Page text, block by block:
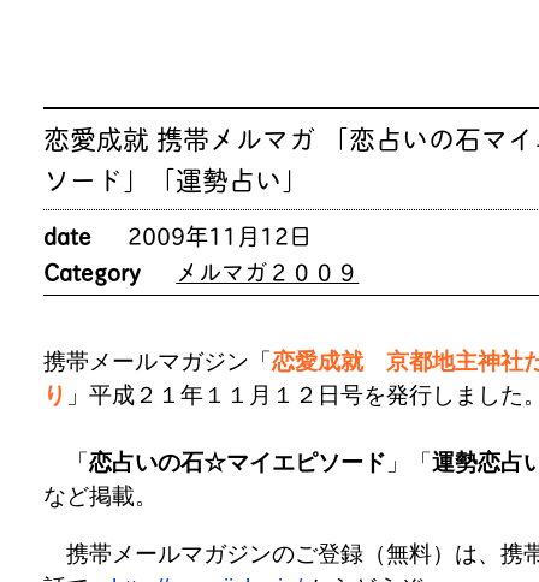
恋愛成就 携帯メルマガ 「恋占いの石マ
ソード」「運勢占い」
date
2009年11月12日
Category
メルマガ２００９
携帯メールマガジン「恋愛成就 京都地主神社
り 」平成２１年１１月１２日号を発行しました
「恋占いの石☆マイエピソード 」「運勢恋占
など掲載。
携帯メールマガジンのご登録（無料）は、携